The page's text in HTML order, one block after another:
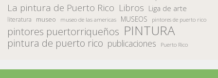
La pintura de Puerto Rico Libros Liga de arte
literatura museo museo de las americas MUSEOS pintores de puerto rico
pintores puertorriqueños PINTURA
pintura de puerto rico publicaciones Puerto Rico